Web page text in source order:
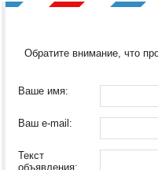
Обратите внимание, что
Ваше имя:
Ваш e-mail:
Текст
объявления: